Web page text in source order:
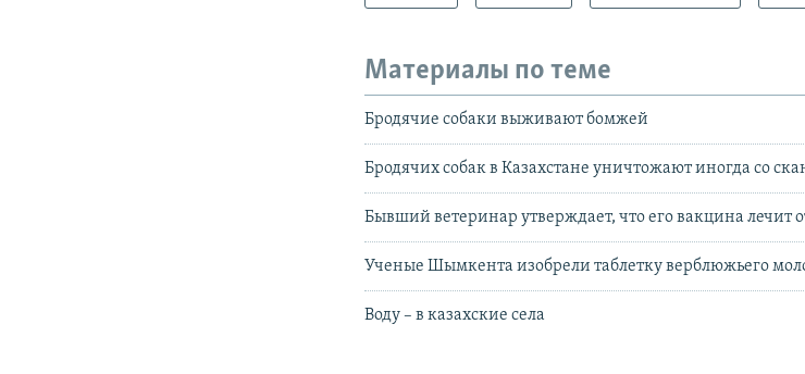
Материалы по теме
Бродячие собаки выживают бомжей
Бродячих собак в Казахстане уничтожают иногда со
Бывший ветеринар утверждает, что его вакцина лечит
Ученые Шымкента изобрели таблетку верблюжьего
Воду – в казахские села